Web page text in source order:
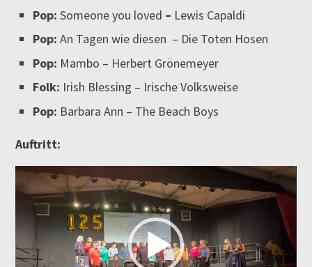
Pop:Someone you loved – Lewis Capaldi
Pop: An Tagen wie diesen – Die Toten Hosen
Pop: Mambo – Herbert Grönemeyer
Folk: Irish Blessing – Irische Volksweise
Pop: Barbara Ann – The Beach Boys
Auftritt:
Video-
Player